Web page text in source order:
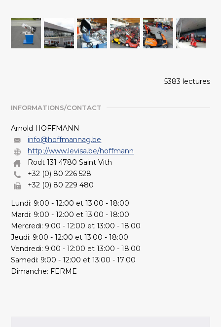
5383 lectures
INFORMATIONS/CONTACT
Arnold HOFFMANN
info@hoffmannag.be
http://www.levisa.be/hoffmann
Rodt 131 4780 Saint Vith
+32 (0) 80 226 528
+32 (0) 80 229 480
Lundi: 9:00 - 12:00 et 13:00 - 18:00
Mardi: 9:00 - 12:00 et 13:00 - 18:00
Mercredi: 9:00 - 12:00 et 13:00 - 18:00
Jeudi: 9:00 - 12:00 et 13:00 - 18:00
Vendredi: 9:00 - 12:00 et 13:00 - 18:00
Samedi: 9:00 - 12:00 et 13:00 - 17:00
Dimanche: FERME